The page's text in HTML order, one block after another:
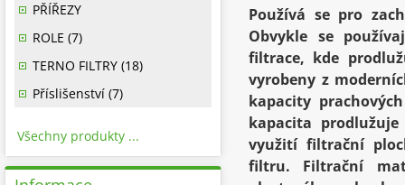
Používá se pro
Obvykle se
filtrace, kde
vyrobeny z
kapacity
kapacita
využití filtrační
filtru. Filtrační
PŘÍŘEZY
ROLE (7)
TERNO FILTRY (18)
Příslišenství (7)
Všechny produkty ...